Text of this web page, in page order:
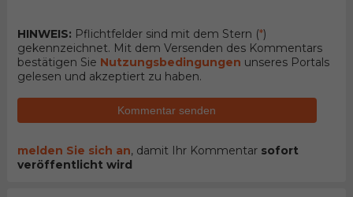
HINWEIS: Pflichtfelder sind mit dem Stern (*)
gekennzeichnet. Mit dem Versenden des Kommentars
bestätigen Sie Nutzungsbedingungen unseres Portals
gelesen und akzeptiert zu haben.
Kommentar senden
melden Sie sich an, damit Ihr Kommentar sofort
veröffentlicht wird